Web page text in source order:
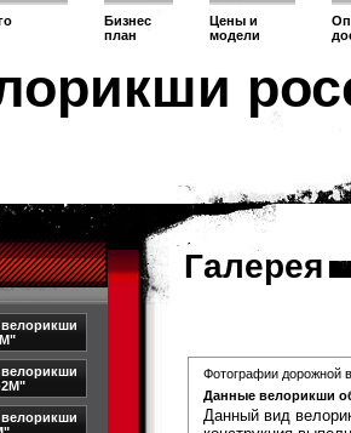
Бизнес
план
Цены и
модели
2М"
Галерея
Фотографии дорожной
Данные велорикши
Данный вид